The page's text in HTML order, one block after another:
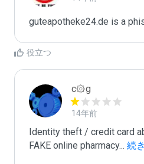
guteapotheke24.de is a
役立つ
c۞g
14年前
Identity theft / credit card
FAKE online pharmacy... 続